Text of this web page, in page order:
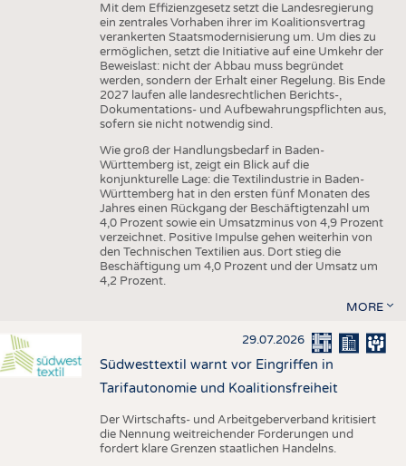
Mit dem Effizienzgesetz setzt die Landesregierung
ein zentrales Vorhaben ihrer im Koalitionsvertrag
verankerten Staatsmodernisierung um. Um dies zu
ermöglichen, setzt die Initiative auf eine Umkehr der
Beweislast: nicht der Abbau muss begründet
werden, sondern der Erhalt einer Regelung. Bis Ende
2027 laufen alle landesrechtlichen Berichts-,
Dokumentations- und Aufbewahrungspflichten aus,
sofern sie nicht notwendig sind.
Wie groß der Handlungsbedarf in Baden-
Württemberg ist, zeigt ein Blick auf die
konjunkturelle Lage: die Textilindustrie in Baden-
Württemberg hat in den ersten fünf Monaten des
Jahres einen Rückgang der Beschäftigtenzahl um
4,0 Prozent sowie ein Umsatzminus von 4,9 Prozent
verzeichnet. Positive Impulse gehen weiterhin von
den Technischen Textilien aus. Dort stieg die
Beschäftigung um 4,0 Prozent und der Umsatz um
4,2 Prozent.
MORE
29.07.2026
Südwesttextil warnt vor Eingriffen in
Tarifautonomie und Koalitionsfreiheit
Der Wirtschafts- und Arbeitgeberverband kritisiert
die Nennung weitreichender Forderungen und
fordert klare Grenzen staatlichen Handelns.